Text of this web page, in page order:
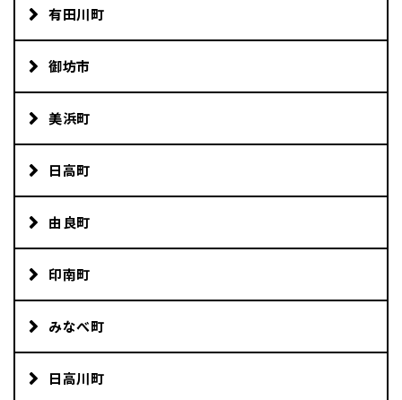
有田川町
御坊市
美浜町
日高町
由良町
印南町
みなべ町
日高川町